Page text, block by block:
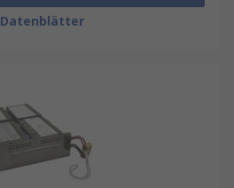
Datenblätter